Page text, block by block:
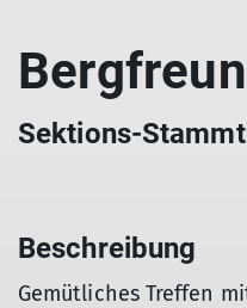
Sektions-
Beschreibung
Gemütliches Treffen